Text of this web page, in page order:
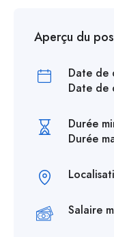
Aperçu du
Date de
Date de
Durée
Durée
Salaire